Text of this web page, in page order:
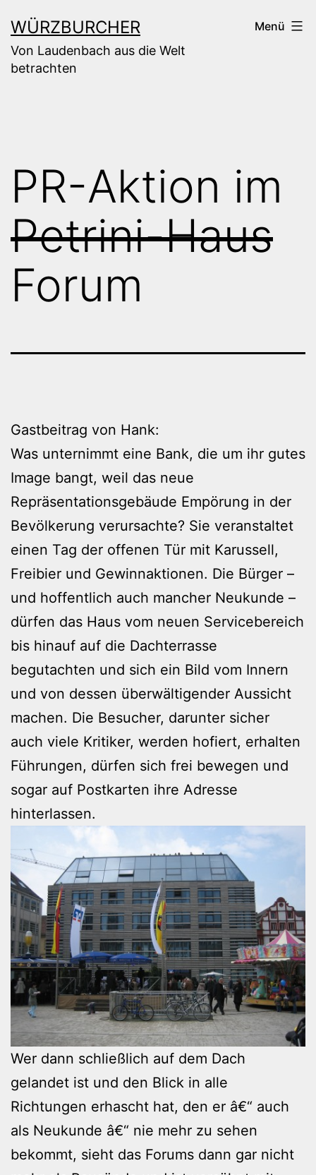
Inhalt
springen
WÜRZBURCHER
Von Laudenbach aus die Welt
betrachten
Menü
PR-Aktion im
Petrini-Haus
Forum
Gastbeitrag von Hank:
Was unternimmt eine Bank, die um ihr gutes
Image bangt, weil das neue
Repräsentationsgebäude Empörung in der
Bevölkerung verursachte? Sie veranstaltet
einen Tag der offenen Tür mit Karussell,
Freibier und Gewinnaktionen. Die Bürger –
und hoffentlich auch mancher Neukunde –
dürfen das Haus vom neuen Servicebereich
bis hinauf auf die Dachterrasse
begutachten und sich ein Bild vom Innern
und von dessen überwältigender Aussicht
machen. Die Besucher, darunter sicher
auch viele Kritiker, werden hofiert, erhalten
Führungen, dürfen sich frei bewegen und
sogar auf Postkarten ihre Adresse
hinterlassen.
Wer dann schließlich auf dem Dach
gelandet ist und den Blick in alle
Richtungen erhascht hat, den er â€“ auch
als Neukunde â€“ nie mehr zu sehen
bekommt, sieht das Forums dann gar nicht